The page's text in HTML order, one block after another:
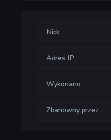
Nick
Adres IP
Wykonano
Zbanowny przez